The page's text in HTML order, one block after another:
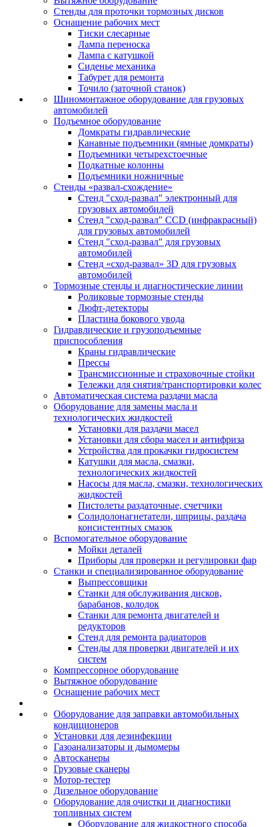
Стенды для проточки тормозных дисков
Оснащение рабочих мест
Тиски слесарные
Лампа переноска
Лампа с катушкой
Сиденье механика
Табурет для ремонта
Точило (заточной станок)
Шиномонтажное оборудование для грузовых
автомобилей
Подъемное оборудование
Домкраты гидравлические
Канавные подъемники (ямные домкраты)
Подъемники четырехстоечные
Подкатные колонны
Подъемники ножничные
Стенды «развал-схождение»
Стенд "сход-развал" электронный для
грузовых автомобилей
Стенд "сход-развал" CCD (инфракрасный)
для грузовых автомобилей
Стенд "сход-развал" для грузовых
автомобилей
Стенд «сход-развал» 3D для грузовых
автомобилей
Тормозные стенды и диагностические линии
Роликовые тормозные стенды
Люфт-детекторы
Пластина бокового увода
Гидравлические и грузоподъемные
приспособления
Краны гидравлические
Прессы
Трансмиссионные и страховочные стойки
Тележки для снятия/транспортировки колес
Автоматическая система раздачи масла
Оборудование для замены масла и
технологических жидкостей
Установки для раздачи масел
Установки для сбора масел и антифриза
Устройства для прокачки гидросистем
Катушки для масла, смазки,
технологических жидкостей
Насосы для масла, смазки, технологических
жидкостей
Пистолеты раздаточные, счетчики
Солидолонагнетатели, шприцы, раздача
консистентных смазок
Вспомогательное оборудование
Мойки деталей
Приборы для проверки и регулировки фар
Станки и специализированное оборудование
Выпрессовщики
Станки для обслуживания дисков,
барабанов, колодок
Станки для ремонта двигателей и
редукторов
Стенд для ремонта радиаторов
Стенды для проверки двигателей и их
систем
Компрессорное оборудование
Вытяжное оборудование
Оснащение рабочих мест
Оборудование для заправки автомобильных
кондиционеров
Установки для дезинфекции
Газоанализаторы и дымомеры
Автосканеры
Грузовые сканеры
Мотор-тестер
Дизельное оборудование
Оборудование для очистки и диагностики
топливных систем
Оборудование для жидкостного способа